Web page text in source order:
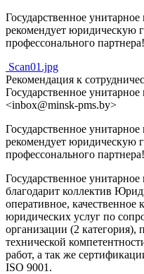
Государственное
рекомендует юридическую
профессонального партнера!
Scan01.jpg
Рекомендация к
Государственное
<inbox@minsk-pms.by>
Государственное
рекомендует юридическую
профессонального партнера!
Государственное
благодарит коллектив
оперативное, качественное
юридических услуг по
организации (2 категория),
технической
работ, а так же
ISO 9001.